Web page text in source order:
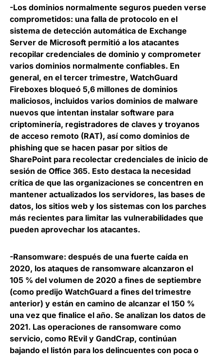
-Los dominios normalmente seguros pueden verse
comprometidos: una falla de protocolo en el
sistema de detección automática de Exchange
Server de Microsoft permitió a los atacantes
recopilar credenciales de dominio y comprometer
varios dominios normalmente confiables. En
general, en el tercer trimestre, WatchGuard
Fireboxes bloqueó 5,6 millones de dominios
maliciosos, incluidos varios dominios de malware
nuevos que intentan instalar software para
criptominería, registradores de claves y troyanos
de acceso remoto (RAT), así como dominios de
phishing que se hacen pasar por sitios de
SharePoint para recolectar credenciales de inicio de
sesión de Office 365. Esto destaca la necesidad
crítica de que las organizaciones se concentren en
mantener actualizados los servidores, las bases de
datos, los sitios web y los sistemas con los parches
más recientes para limitar las vulnerabilidades que
pueden aprovechar los atacantes.
-Ransomware: después de una fuerte caída en
2020, los ataques de ransomware alcanzaron el
105 % del volumen de 2020 a fines de septiembre
(como predijo WatchGuard a fines del trimestre
anterior) y están en camino de alcanzar el 150 %
una vez que finalice el año. Se analizan los datos de
2021. Las operaciones de ransomware como
servicio, como REvil y GandCrap, continúan
bajando el listón para los delincuentes con poca o